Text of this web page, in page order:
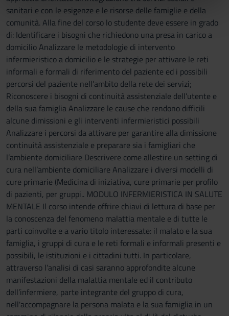
nostri partner che si occupano di analisi dei dati web,
pubblicità e social media, i quali potrebbero combinarle
con altre informazioni che hai fornito loro o che hanno
raccolto dal tuo utilizzo dei loro servizi.
sanitari e con le esigenze e le risorse delle famiglie e della
comunità. Alla fine del corso lo studente deve essere in grado
di: Identificare i bisogni che richiedono una presa in carico a
domicilio Analizzare le metodologie di intervento
infermieristico a domicilio e le strategie per attivare le reti
informali e formali di riferimento del paziente ed i possibili
percorsi del paziente nell’ambito della rete dei servizi;
Riconoscere i bisogni di continuità assistenziale dell’utente e
della sua famiglia Analizzare le cause che rendono difficili
alcune dimissioni e gli interventi infermieristici possibili
Analizzare i percorsi da attivare per garantire alla dimissione
continuità assistenziale e preparare sia i famigliari che
l’ambiente domiciliare Descrivere come allestire un setting di
cura nell’ambiente domiciliare Analizzare i diversi modelli di
cure primarie (Medicina di iniziativa, cure primarie per profilo
di pazienti, per gruppi.. MODULO INFERMIERISTICA IN SALUTE
MENTALE Il corso intende offrire chiavi di lettura di base per
la conoscenza del fenomeno malattia mentale e di tutte le
parti coinvolte e a vario titolo interessate: il malato e la sua
famiglia, i gruppi di cura e le reti formali e informali presenti e
possibili, le istituzioni e i cittadini tutti. In particolare,
attraverso l’analisi di casi saranno approfondite alcune
manifestazioni della malattia mentale ed il contributo
dell’infermiere, parte integrante del gruppo di cura,
nell'accompagnare la persona malata e la sua famiglia in un